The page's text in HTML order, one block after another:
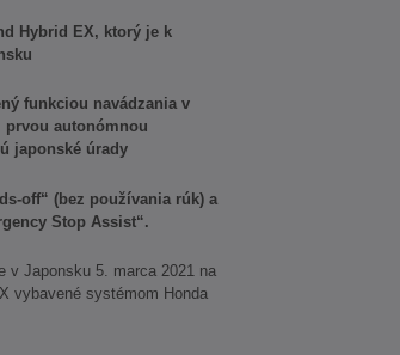
Hybrid EX, ktorý je k
funkciou navádzania v
prvou autonómnou
japonské úrady
off“ (bez používania rúk) a
Stop Assist“.
v Japonsku 5. marca 2021 na
vybavené systémom Honda